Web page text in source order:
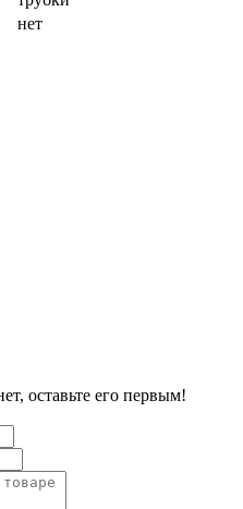
нет
оставьте его первым!